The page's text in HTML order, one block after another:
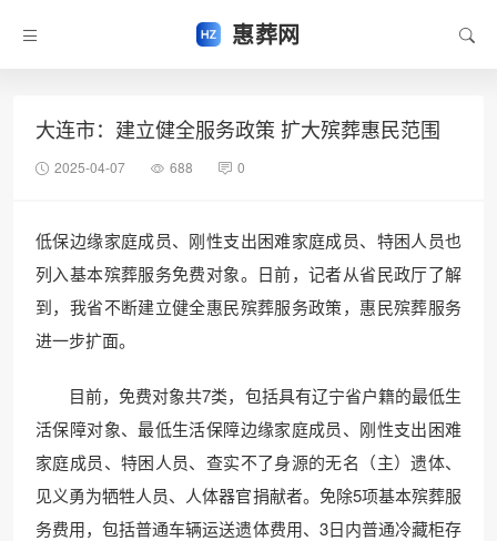
惠葬网
大连市：建立健全服务政策 扩大殡葬惠民范围
2025-04-07 688 0
低保边缘家庭成员、刚性支出困难家庭成员、特困人员也
列入基本殡葬服务免费对象。日前，记者从省民政厅了解
到，我省不断建立健全惠民殡葬服务政策，惠民殡葬服务
进一步扩面。
目前，免费对象共7类，包括具有辽宁省户籍的最低生
活保障对象、最低生活保障边缘家庭成员、刚性支出困难
家庭成员、特困人员、查实不了身源的无名（主）遗体、
见义勇为牺牲人员、人体器官捐献者。免除5项基本殡葬服
务费用，包括普通车辆运送遗体费用、3日内普通冷藏柜存